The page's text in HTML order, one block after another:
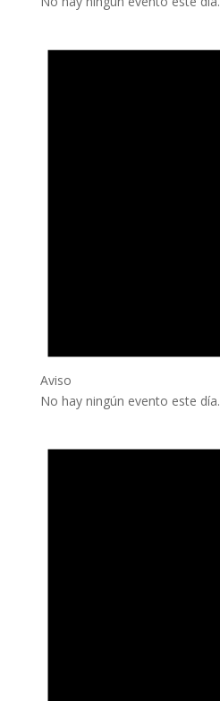
Aviso
No hay ningún evento este día.